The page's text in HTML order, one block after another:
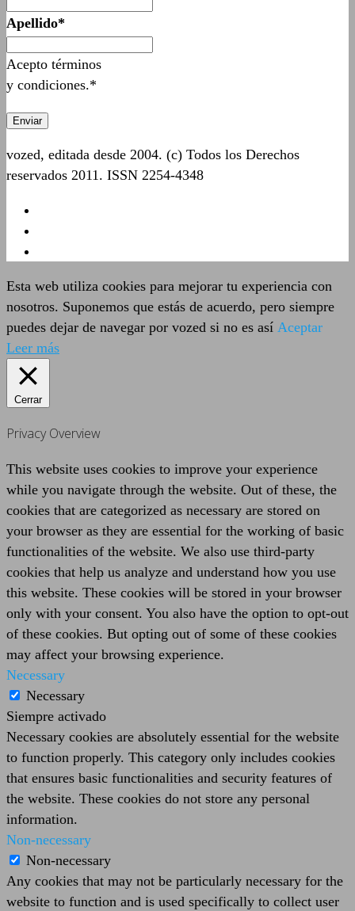
Apellido*
Acepto términos
y condiciones.*
vozed, editada desde 2004. (c) Todos los Derechos
reservados 2011. ISSN 2254-4348
Esta web utiliza cookies para mejorar tu experiencia con
nosotros. Suponemos que estás de acuerdo, pero siempre
puedes dejar de navegar por vozed si no es así Aceptar
Leer más
Cerrar
Privacy Overview
This website uses cookies to improve your experience
while you navigate through the website. Out of these, the
cookies that are categorized as necessary are stored on
your browser as they are essential for the working of basic
functionalities of the website. We also use third-party
cookies that help us analyze and understand how you use
this website. These cookies will be stored in your browser
only with your consent. You also have the option to opt-out
of these cookies. But opting out of some of these cookies
may affect your browsing experience.
Necessary
Necessary
Siempre activado
Necessary cookies are absolutely essential for the website
to function properly. This category only includes cookies
that ensures basic functionalities and security features of
the website. These cookies do not store any personal
information.
Non-necessary
Non-necessary
Any cookies that may not be particularly necessary for the
website to function and is used specifically to collect user